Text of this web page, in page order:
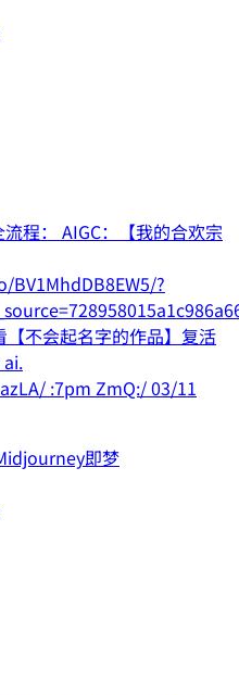
程： AIGC：【我的合欢宗
?
不会起名字的作品】复活
ai.
:7pm ZmQ:/ 03/11
即梦